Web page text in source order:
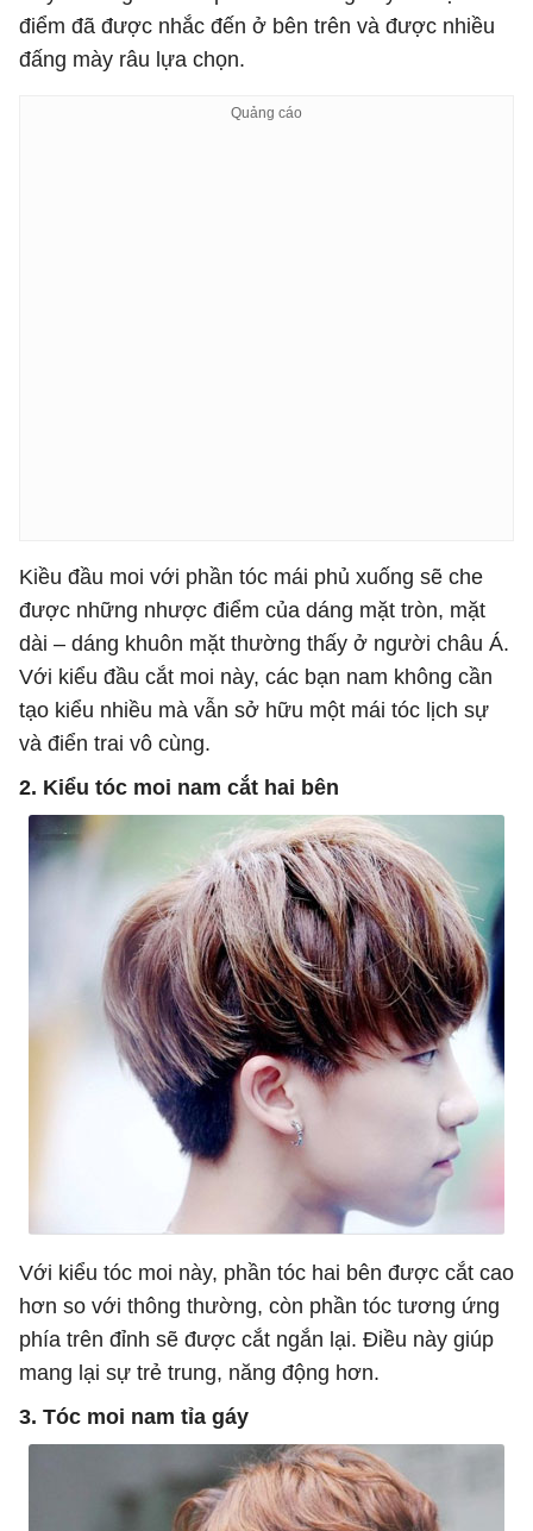
điểm đã được nhắc đến ở bên trên và được nhiều
đấng mày râu lựa chọn.
Kiều đầu moi với phần tóc mái phủ xuống sẽ che
được những nhược điểm của dáng mặt tròn, mặt
dài – dáng khuôn mặt thường thấy ở người châu Á.
Với kiểu đầu cắt moi này, các bạn nam không cần
tạo kiểu nhiều mà vẫn sở hữu một mái tóc lịch sự
và điển trai vô cùng.
2. Kiểu tóc moi nam cắt hai bên
Với kiểu tóc moi này, phần tóc hai bên được cắt cao
hơn so với thông thường, còn phần tóc tương ứng
phía trên đỉnh sẽ được cắt ngắn lại. Điều này giúp
mang lại sự trẻ trung, năng động hơn.
3. Tóc moi nam tỉa gáy